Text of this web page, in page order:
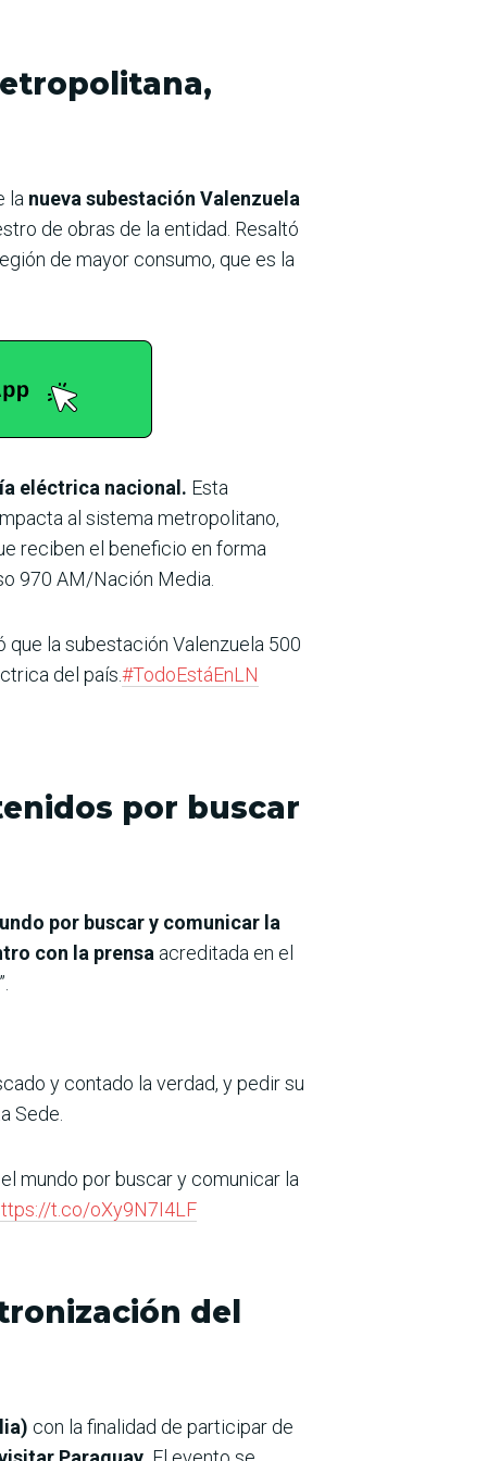
la nueva subestación Valenzuela
de obras de la entidad. Resaltó
de mayor consumo, que es la
eléctrica nacional. Esta
al sistema metropolitano,
reciben el beneficio en forma
970 AM/Nación Media.
que la subestación Valenzuela 500
del país.#TodoEstáEnLN
por buscar
por buscar y comunicar la
con la prensa acreditada en el
y contado la verdad, y pedir su
Sede.
mundo por buscar y comunicar la
t.co/oXy9N7I4LF
del
con la finalidad de participar de